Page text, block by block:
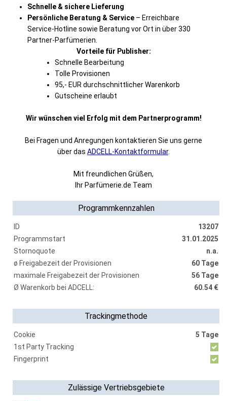
Schnelle & sichere Lieferung
Persönliche Beratung & Service – Erreichbare
Service-Hotline sowie Beratung vor Ort in über 330
Partner-Parfümerien.
Vorteile für Publisher:
Schnelle Bearbeitung
Tolle Provisionen
95,- EUR durchschnittlicher Warenkorb
Gutscheine erlaubt
Wir wünschen viel Erfolg mit dem Partnerprogramm!
Bei Fragen und Anregungen kontaktieren Sie uns gerne
über das ADCELL-Kontaktformular.
Mit freundlichen Grüßen,
Ihr Parfümerie.de Team
Programmkennzahlen
ID
13207
Programmstart
31.01.2025
Stornoquote
n.a.
ø Freigabezeit der Provisionen
60 Tage
maximale Freigabezeit der Provisionen
56 Tage
Ø Warenkorb bei ADCELL:
60.54 €
Trackingmethode
Cookie
5 Tage
1st Party Tracking
Fingerprint
Zulässige Vertriebsgebiete